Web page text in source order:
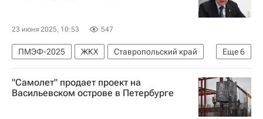
23 июня 2025, 10:53 547
Еще6
ПМЭФ-2025 ЖКХ
Ставропольский край
Россия
СКФО
Владимир Владимиров
Министерство финансов РФ (Минфин России)
Министерство строительства и жилищно-коммунального хозяйства РФ (Минстрой России)
"Самолет" продает проект на
Васильевском острове в Петербурге